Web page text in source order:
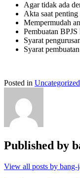
Agar tidak ada
Akta saat penting
Mempermudah
Pembuatan BPJS
Syarat
Syarat
Posted in Uncategorized
Published by
View all posts by bang-